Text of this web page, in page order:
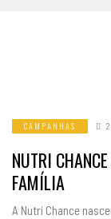
CAMPANHAS
NUTRI
FAMÍLIA
A Nutri Chance